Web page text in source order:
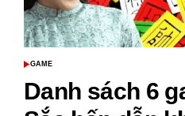
POSTED
GAME
Danh sách 6